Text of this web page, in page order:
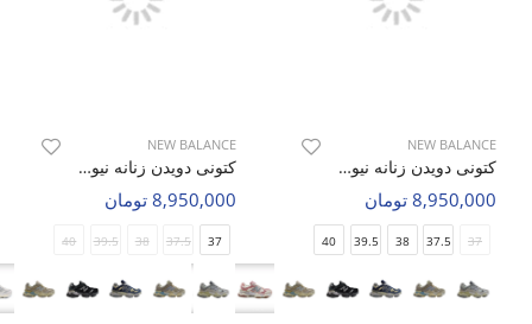
NEW BALANCE
کتونی دویدن زنانه نیو بالانس 9060 W
8,950,000 تومان
37
37.5
38
39.5
40
NEW BALANCE
کتونی دویدن زنانه نیو بالانس 9060 W
8,950,000 تومان
37
37.5
38
39.5
40